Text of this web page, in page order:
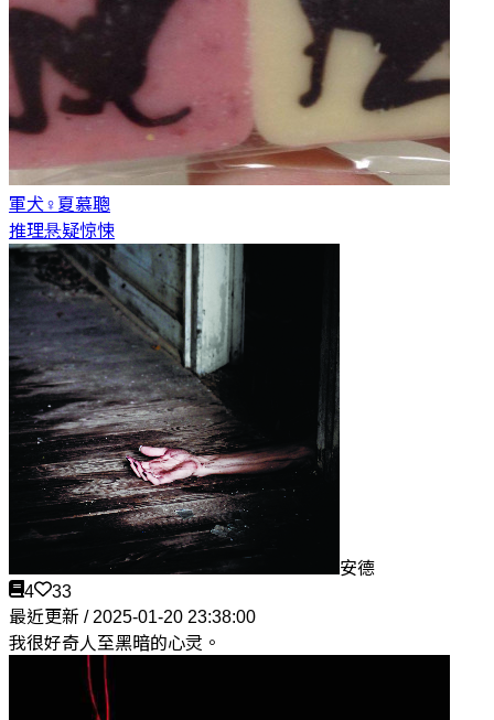
軍犬♀ 夏慕聰
推理悬疑惊悚
安德
4
33
最近更新 / 2025-01-20 23:38:00
我很好奇人至黑暗的心灵。